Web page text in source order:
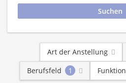
Art der Anstellung
Berufsfeld
1 Funktion